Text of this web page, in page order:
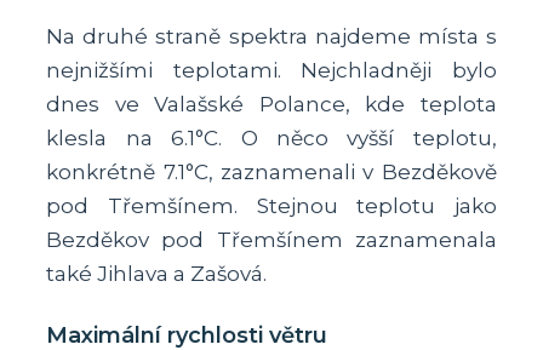
Na druhé straně spektra najdeme místa s
nejnižšími teplotami. Nejchladněji bylo
dnes ve Valašské Polance, kde teplota
klesla na 6.1°C. O něco vyšší teplotu,
konkrétně 7.1°C, zaznamenali v Bezděkově
pod Třemšínem. Stejnou teplotu jako
Bezděkov pod Třemšínem zaznamenala
také Jihlava a Zašová.
Maximální rychlosti větru